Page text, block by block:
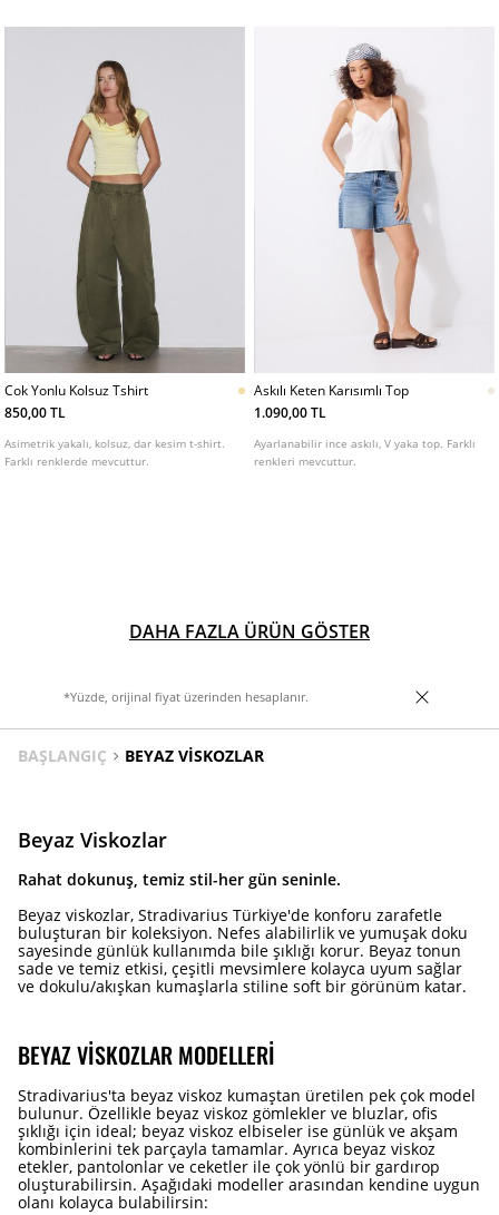
Cok Yonlu Kolsuz Tshirt
850,00 TL
Asimetrik yakalı, kolsuz, dar kesim t-shirt.
Farklı renklerde mevcuttur.
Askılı Keten Karısımlı Top
1.090,00 TL
Ayarlanabilir ince askılı, V yaka top. Farklı
renkleri mevcuttur.
DAHA FAZLA ÜRÜN GÖSTER
*Yüzde, orijinal fiyat üzerinden hesaplanır.
BAŞLANGIÇ BEYAZ VISKOZLAR
Beyaz Viskozlar
Rahat dokunuş, temiz stil-her gün seninle.
Beyaz viskozlar, Stradivarius Türkiye'de konforu zarafetle
buluşturan bir koleksiyon. Nefes alabilirlik ve yumuşak doku
sayesinde günlük kullanımda bile şıklığı korur. Beyaz tonun
sade ve temiz etkisi, çeşitli mevsimlere kolayca uyum sağlar
ve dokulu/akışkan kumaşlarla stiline soft bir görünüm katar.
BEYAZ VISKOZLAR MODELLERI
Stradivarius'ta beyaz viskoz kumaştan üretilen pek çok model
bulunur. Özellikle beyaz viskoz gömlekler ve bluzlar, ofis
şıklığı için ideal; beyaz viskoz elbiseler ise günlük ve akşam
kombinlerini tek parçayla tamamlar. Ayrıca beyaz viskoz
etekler, pantolonlar ve ceketler ile çok yönlü bir gardırop
oluşturabilirsin. Aşağıdaki modeller arasından kendine uygun
olanı kolayca bulabilirsin: